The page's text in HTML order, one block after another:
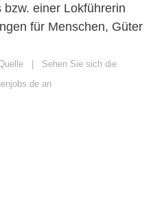
einer Lokführerin
für Menschen, Güter
| Sehen Sie sich die
an